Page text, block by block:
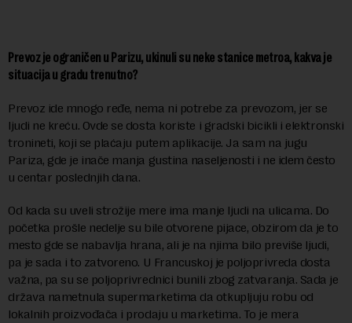
Prevoz je ograničen u Parizu, ukinuli su neke stanice metroa, kakva je
situacija u gradu trenutno?
Prevoz ide mnogo ređe, nema ni potrebe za prevozom, jer se
ljudi ne kreću. Ovde se dosta koriste i gradski bicikli i elektronski
tronineti, koji se plaćaju putem aplikacije. Ja sam na jugu
Pariza, gde je inače manja gustina naseljenosti i ne idem često
u centar poslednjih dana.
Od kada su uveli strožije mere ima manje ljudi na ulicama. Do
početka prošle nedelje su bile otvorene pijace, obzirom da je to
mesto gde se nabavlja hrana, ali je na njima bilo previše ljudi,
pa je sada i to zatvoreno. U Francuskoj je poljoprivreda dosta
važna, pa su se poljoprivrednici bunili zbog zatvaranja. Sada je
država nametnula supermarketima da otkupljuju robu od
lokalnih proizvođača i prodaju u marketima. To je mera